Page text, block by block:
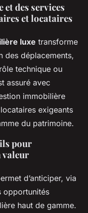
des services
et locataires
luxe transforme
des déplacements,
technique ou
assuré avec
immobilière
exigeants
du patrimoine.
pour
valeur
d’anticiper, via
opportunités
haut de gamme.